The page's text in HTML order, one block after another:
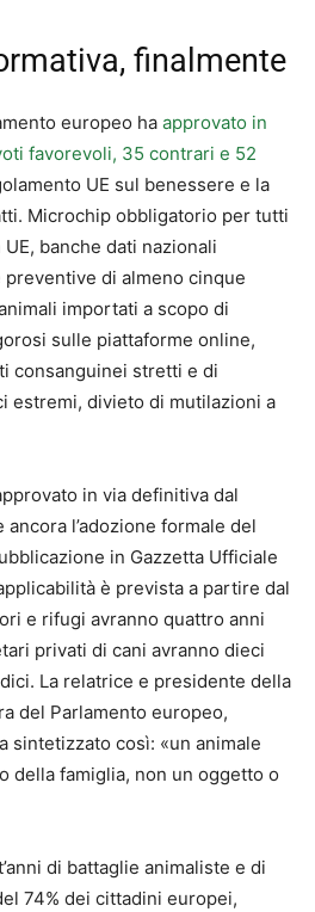
finalmente
europeo ha approvato in
favorevoli, 35 contrari e 52
UE sul benessere e la
Microchip obbligatorio per tutti
banche dati nazionali
di almeno cinque
importati a scopo di
sulle piattaforme online,
consanguinei stretti e di
estremi, divieto di mutilazioni a
in via definitiva dal
l’adozione formale del
in Gazzetta Ufficiale
è prevista a partire dal
e rifugi avranno quattro anni
privati di cani avranno dieci
La relatrice e presidente della
del Parlamento europeo,
sintetizzato così: «un animale
della famiglia, non un oggetto o
di battaglie animaliste e di
74% dei cittadini europei,